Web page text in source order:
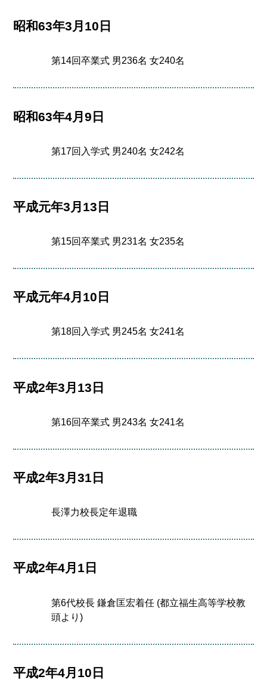
昭和63年3月10日
第14回卒業式 男236名 女240名
昭和63年4月9日
第17回入学式 男240名 女242名
平成元年3月13日
第15回卒業式 男231名 女235名
平成元年4月10日
第18回入学式 男245名 女241名
平成2年3月13日
第16回卒業式 男243名 女241名
平成2年3月31日
長澤力校長定年退職
平成2年4月1日
第6代校長 鎌倉匡宏着任 (都立福生高等学校教
頭より)
平成2年4月10日